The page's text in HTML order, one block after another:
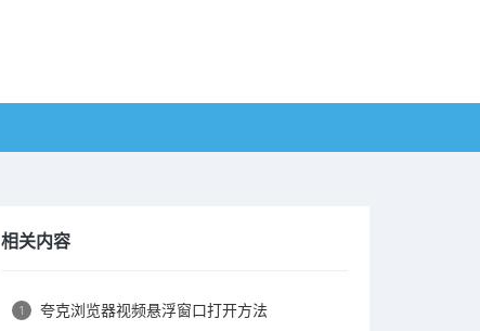
相关内容
1 夸克浏览器视频悬浮窗口打开方法